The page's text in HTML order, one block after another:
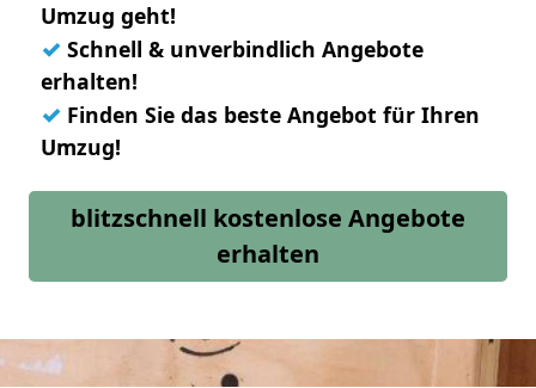
Umzug geht!
✓ Schnell & unverbindlich Angebote
erhalten!
✓ Finden Sie das beste Angebot für Ihren
Umzug!
blitzschnell kostenlose Angebote
erhalten